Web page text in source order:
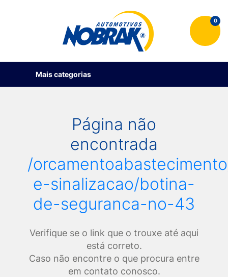
0
Mais categorias
Página não
encontrada
/
e-sinalizacao/botina-
de-seguranca-no-43
Verifique se o link que o trouxe até aqui
está correto.
Caso não encontre o que procura entre
em contato conosco.